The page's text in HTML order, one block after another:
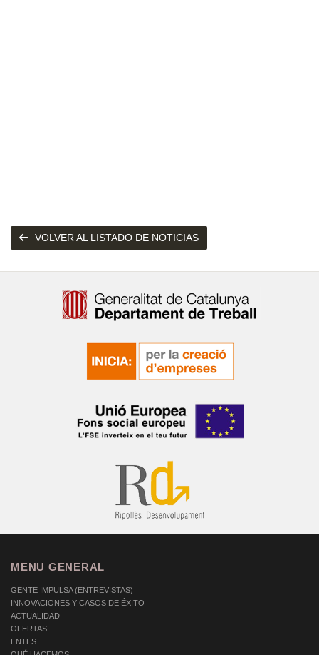
VOLVER AL LISTADO DE NOTICIAS
MENU GENERAL
GENTE IMPULSA (ENTREVISTAS)
INNOVACIONES Y CASOS DE ÉXITO
ACTUALIDAD
OFERTAS
ENTES